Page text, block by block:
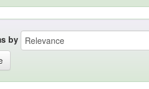
by